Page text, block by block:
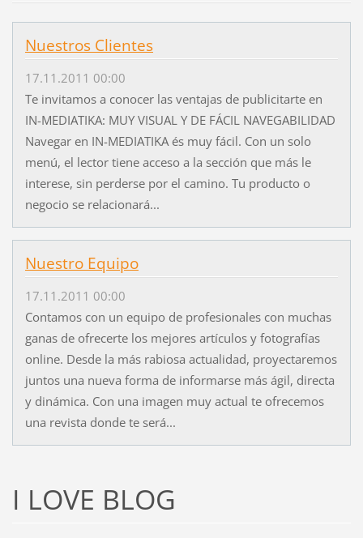
Nuestros Clientes
17.11.2011 00:00
Te invitamos a conocer las ventajas de publicitarte en
IN-MEDIATIKA: MUY VISUAL Y DE FÁCIL NAVEGABILIDAD
Navegar en IN-MEDIATIKA és muy fácil. Con un solo
menú, el lector tiene acceso a la sección que más le
interese, sin perderse por el camino. Tu producto o
negocio se relacionará...
Nuestro Equipo
17.11.2011 00:00
Contamos con un equipo de profesionales con muchas
ganas de ofrecerte los mejores artículos y fotografías
online. Desde la más rabiosa actualidad, proyectaremos
juntos una nueva forma de informarse más ágil, directa
y dinámica. Con una imagen muy actual te ofrecemos
una revista donde te será...
I LOVE BLOG